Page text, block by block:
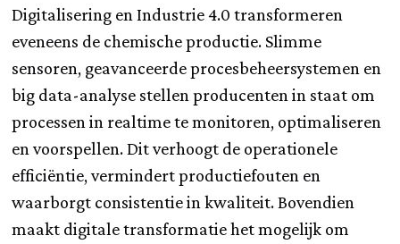
Digitalisering en Industrie 4.0 transformeren
eveneens de chemische productie. Slimme
sensoren, geavanceerde procesbeheersystemen en
big data-analyse stellen producenten in staat om
processen in realtime te monitoren, optimaliseren
en voorspellen. Dit verhoogt de operationele
efficiëntie, vermindert productiefouten en
waarborgt consistentie in kwaliteit. Bovendien
maakt digitale transformatie het mogelijk om